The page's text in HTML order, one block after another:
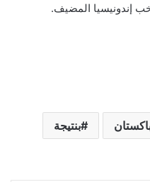
إندونيسيا المضيف.
بنتيجة